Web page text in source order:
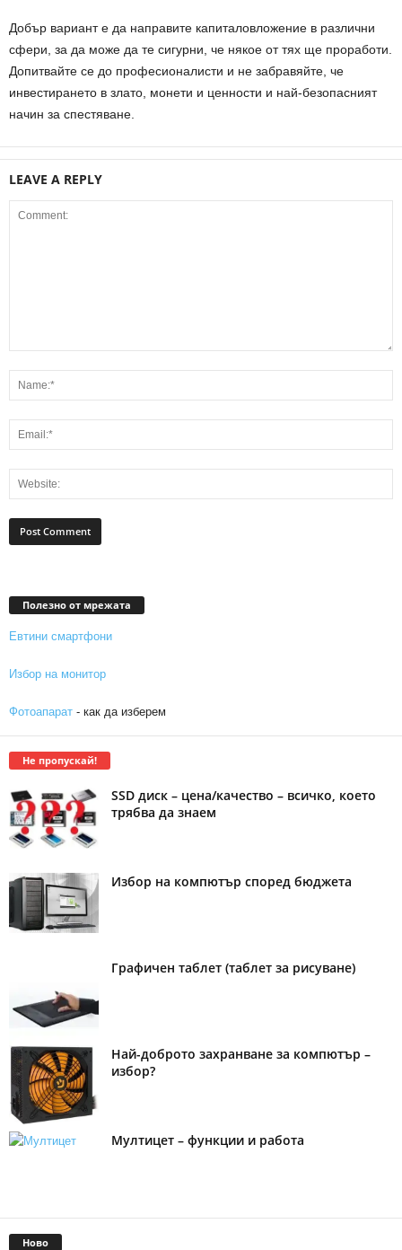
Добър вариант е да направите капиталовложение в различни
сфери, за да може да те сигурни, че някое от тях ще проработи.
Допитвайте се до професионалисти и не забравяйте, че
инвестирането в злато, монети и ценности и най-безопасният
начин за спестяване.
LEAVE A REPLY
Полезно от мрежата
Евтини смартфони
Избор на монитор
Фотоапарат - как да изберем
Не пропускай!
SSD диск – цена/качество – всичко, което
трябва да знаем
Избор на компютър според бюджета
Графичен таблет (таблет за рисуване)
Най-доброто захранване за компютър –
избор?
Мултицет – функции и работа
Ново